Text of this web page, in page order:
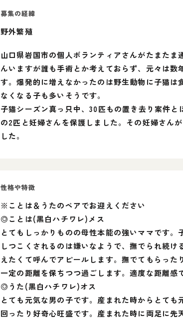
募集の経緯
野外繁殖
山口県岩国市の個人ボランティアさんがたまた
んいますが誰も手術とか考えておらず、元々は
す。爆発的に増えなかったのは野生動物に子猫
なくなる子も多いそうです。
子猫シーズン真っ只中、30匹もの置き去り案件
の2匹と妊婦さんを保護しました。その妊婦さん
した。
性格や特徴
※ことは＆うたのペアでお迎えください
◎ことは(黒白ハチワレ)メス
とてもしっかりものの母性本能の強いママです
しつこくされるのは嫌いなようで、撫でられ続
えたくて呼んでアピールします。撫でてもらっ
一定の距離を保ちつつ過ごします。適度な距離感
◎うた(黒白ハチワレ)オス
とても元気な男の子です。産まれた時からとて
回ったり好奇心旺盛です。産まれた時に両足に